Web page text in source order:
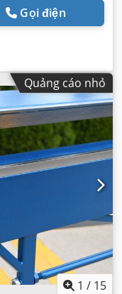
Gọi điện
Quảng cáo nhỏ
1 / 15